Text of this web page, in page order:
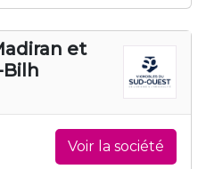
et
Bilh
Voir la société